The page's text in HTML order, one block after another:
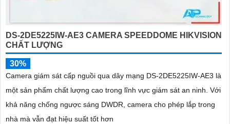
DS-2DE5225IW-AE3 CAMERA SPEEDDOME HIKVISION
CHẤT LƯỢNG
30%
Camera giám sát cấp nguồi qua dây mạng DS-2DE5225IW-AE3 là
một sản phẩm chất lượng cao trong lĩnh vực giám sát an ninh. Với
khả năng chống ngược sáng DWDR, camera cho phép lắp trong
nhà mà vẫn đạt hiệu suất tốt hơn